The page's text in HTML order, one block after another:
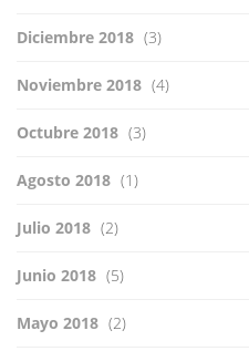
Diciembre 2018 (3)
Noviembre 2018 (4)
Octubre 2018 (3)
Agosto 2018 (1)
Julio 2018 (2)
Junio 2018 (5)
Mayo 2018 (2)